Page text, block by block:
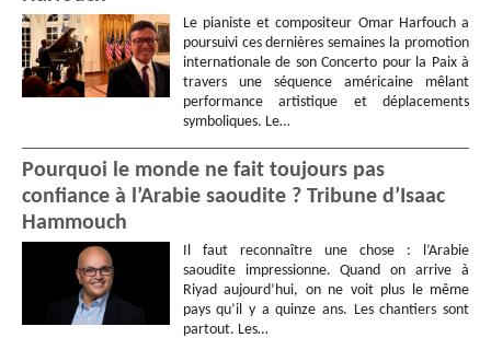
Le pianiste et compositeur Omar Harfouch a
poursuivi ces dernières semaines la promotion
internationale de son Concerto pour la Paix à
travers une séquence américaine mêlant
performance artistique et déplacements
symboliques. Le…
Pourquoi le monde ne fait toujours pas
confiance à l’Arabie saoudite ? Tribune d’Isaac
Hammouch
Il faut reconnaître une chose : l’Arabie
saoudite impressionne. Quand on arrive à
Riyad aujourd’hui, on ne voit plus le même
pays qu’il y a quinze ans. Les chantiers sont
partout. Les…